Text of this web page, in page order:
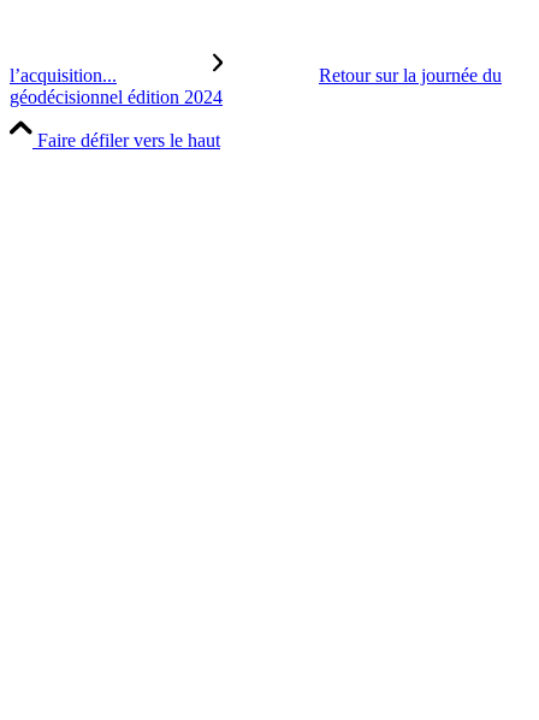
l’acquisition...
Retour sur la journée du
géodécisionnel édition 2024
Faire défiler vers le haut